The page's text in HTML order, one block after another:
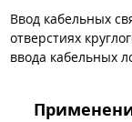
Ввод кабельных
отверстиях
ввода кабельных